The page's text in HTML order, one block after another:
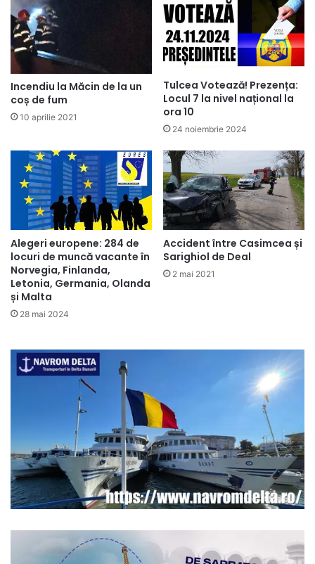
Incendiu la Măcin de la un
coș de fum
10 aprilie 2021
Tulcea Votează! Prezența:
Locul 7 la nivel național la
ora 10
24 noiembrie 2024
Alegeri europene: 284 de
locuri de muncă vacante în
Norvegia, Finlanda,
Letonia, Germania, Olanda
și Malta
28 mai 2024
Accident între Casimcea și
Sarighiol de Deal
2 mai 2021